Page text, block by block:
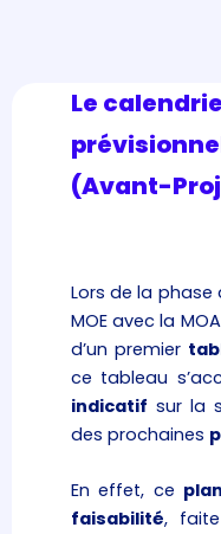
Le
(Avant-
Lors de la phase
MOE avec la
d’un premier
ce tableau
indicatif sur la
des prochaines
En effet, ce
faisabilité,